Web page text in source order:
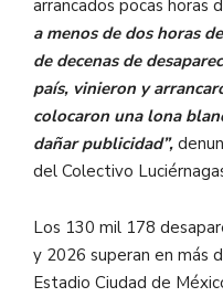
arrancados pocas horas
a menos de dos horas
de decenas de
país, vinieron y
colocaron una lona
dañar publicidad”,
del Colectivo
Los 130 mil 178
y 2026 superan en más
Estadio Ciudad de